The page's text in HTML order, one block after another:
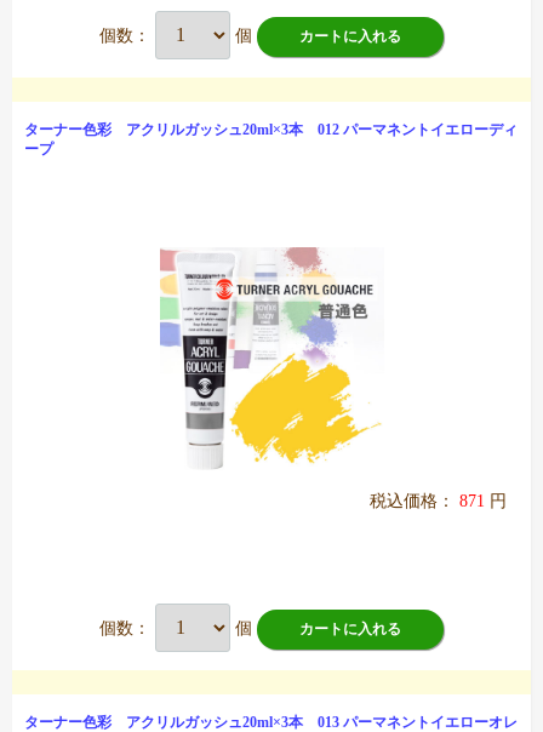
個数： 個 カートに入れる
ターナー色彩 アクリルガッシュ20ml×3本 012 パーマネントイエローディ
ープ
税込価格： 871 円
個数： 個 カートに入れる
ターナー色彩 アクリルガッシュ20ml×3本 013 パーマネントイエローオレ